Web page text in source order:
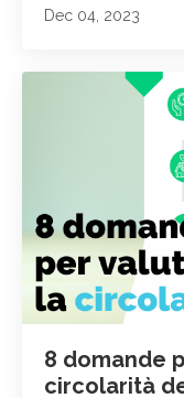
Dec 04, 2023
8 domande
circolarità